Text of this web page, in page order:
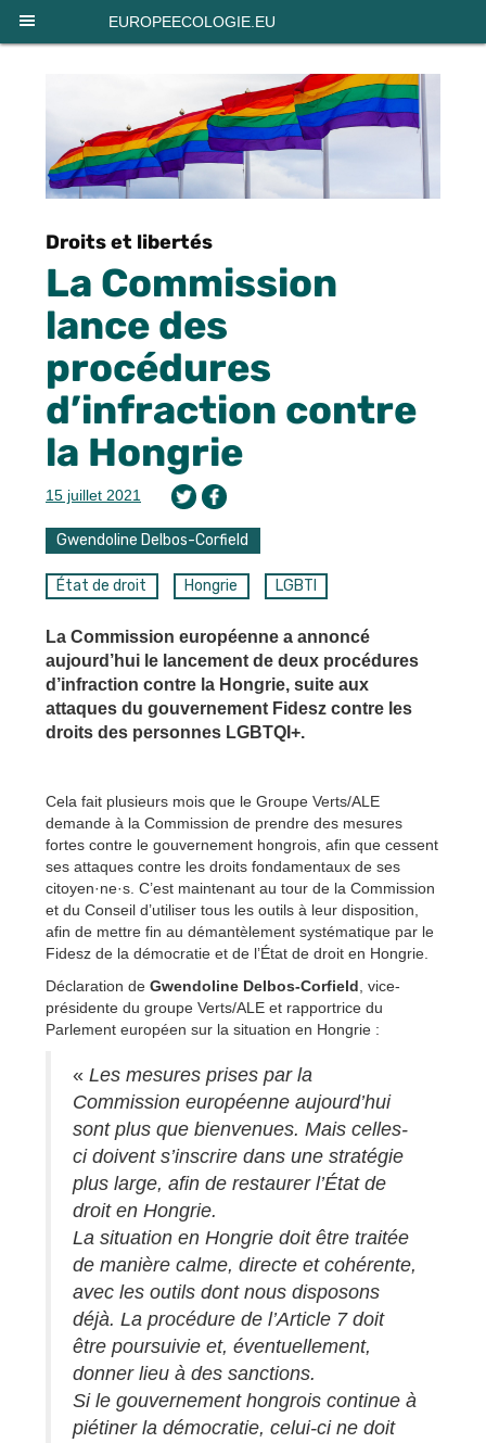
EUROPEECOLOGIE.EU
Droits et libertés
La Commission
lance des
procédures
d’infraction contre
la Hongrie
15 juillet 2021
Gwendoline Delbos-Corfield
État de droit Hongrie LGBTI
La Commission européenne a annoncé
aujourd’hui le lancement de deux procédures
d’infraction contre la Hongrie, suite aux
attaques du gouvernement Fidesz contre les
droits des personnes LGBTQI+.
Cela fait plusieurs mois que le Groupe Verts/ALE
demande à la Commission de prendre des mesures
fortes contre le gouvernement hongrois, afin que cessent
ses attaques contre les droits fondamentaux de ses
citoyen·ne·s. C’est maintenant au tour de la Commission
et du Conseil d’utiliser tous les outils à leur disposition,
afin de mettre fin au démantèlement systématique par le
Fidesz de la démocratie et de l’État de droit en Hongrie.
Déclaration de Gwendoline Delbos-Corfield , vice-
présidente du groupe Verts/ALE et rapportrice du
Parlement européen sur la situation en Hongrie :
« Les mesures prises par la
Commission européenne aujourd’hui
sont plus que bienvenues. Mais celles-
ci doivent s’inscrire dans une stratégie
plus large, afin de restaurer l’État de
droit en Hongrie.
La situation en Hongrie doit être traitée
de manière calme, directe et cohérente,
avec les outils dont nous disposons
déjà. La procédure de l’Article 7 doit
être poursuivie et, éventuellement,
donner lieu à des sanctions.
Si le gouvernement hongrois continue à
piétiner la démocratie, celui-ci ne doit